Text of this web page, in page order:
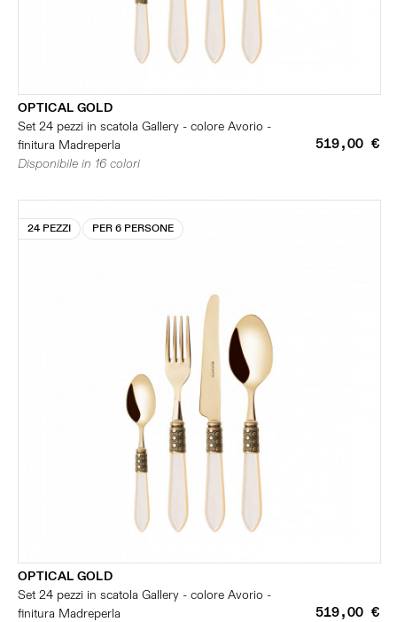
OPTICAL GOLD
Set 24 pezzi in scatola Gallery - colore Avorio -
finitura Madreperla
519,00 €
Disponibile in 16 colori
24 PEZZI PER 6 PERSONE
OPTICAL GOLD
Set 24 pezzi in scatola Gallery - colore Avorio -
finitura Madreperla
519,00 €